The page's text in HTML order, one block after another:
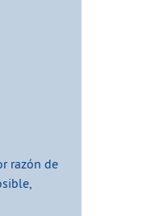
razón de